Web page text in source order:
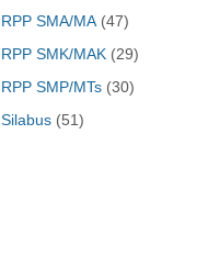
RPP SMA/MA (47)
RPP SMK/MAK (29)
RPP SMP/MTs (30)
Silabus (51)